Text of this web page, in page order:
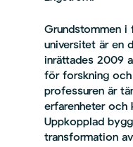
Grundstommen i
universitet är en
inrättades 2009
för forskning och
professuren är
erfarenheter och
Uppkopplad
transformation